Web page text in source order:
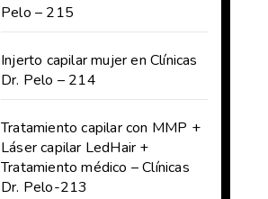
Pelo – 215
Injerto capilar mujer en Clínicas
Dr. Pelo – 214
Tratamiento capilar con MMP +
Láser capilar LedHair +
Tratamiento médico – Clínicas
Dr. Pelo-213